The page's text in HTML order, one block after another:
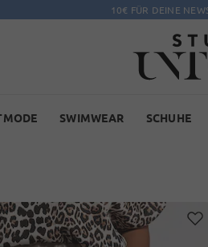
10€ FÜR DEINE
SWIMWEAR SCHUHE